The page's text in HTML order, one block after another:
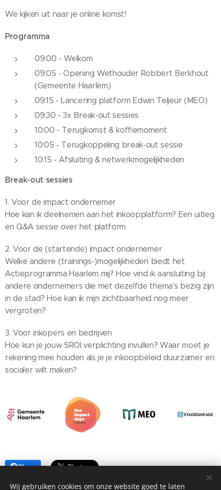
We kijken uit naar je online komst!
Programma
09:00 - Welkom
09:05 - Opening Wethouder Robbert Berkhout
(Gemeente Haarlem)
09:15 - Lancering platform Edwin Teljeur (MEO)
09:30 - 3x Break-out sessies
10:00 - Terugkomst & koffiemoment
10:05 - Terugkoppeling break-out sessie
10:15 - Afsluiting & netwerkmogelijkheden
Break-out sessies
1. Voor de impact ondernemer
Hoe kan ik deelnemen aan het inkoopplatform? Een uitleg
en Q&A sessie over het platform.
2. Voor de (startende) impact ondernemer
Welke andere (trainings-)mogelijkheden biedt het
Actieprogramma Haarlem mij? Hoe vind ik aansluiting bij
andere ondernemers die met dezelfde thema's bezig zijn
in de stad? Hoe kan ik mijn zichtbaarheid nog meer
vergroten?
3. Voor inkopers en bedrijven
Hoe kun je jouw SROI verplichting invullen? Waar moet je
rekening mee houden als je je inkoopbeleid duurzamer en
socialer wilt maken?
Share
Wij gebruiken cookies om onze website goed te laten